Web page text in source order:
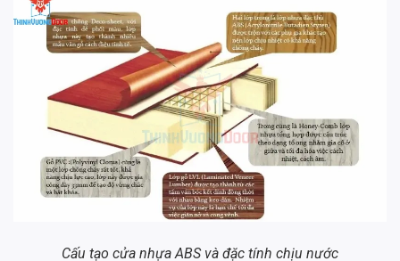
Cấu tạo cửa nhựa ABS và đặc tính chịu nước